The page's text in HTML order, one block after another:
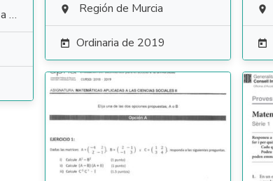
 Región de Murcia
 Ordinaria de 2019

